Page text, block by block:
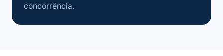
concorrência.